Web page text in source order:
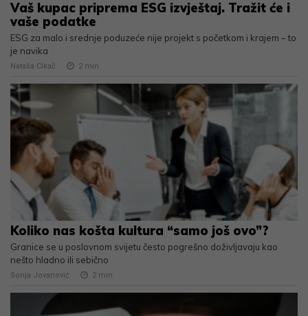
Vaš kupac priprema ESG izvještaj. Tražit će i
vaše podatke
ESG za malo i srednje poduzeće nije projekt s početkom i krajem – to
je navika
Nataša Cikač 2 min
Koliko nas košta kultura “samo još ovo”?
Granice se u poslovnom svijetu često pogrešno doživljavaju kao
nešto hladno ili sebično
Sonja Jovanović 2 min